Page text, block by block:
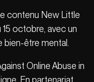
contenu New Little
octobre, avec un
bien-être mental.
Online Abuse in
En partenariat